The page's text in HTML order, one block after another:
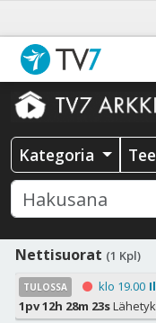
Kategoria
Nettisuorat (1 Kpl)
TULOSSA klo 19.00
1pv 12h 28m 23s